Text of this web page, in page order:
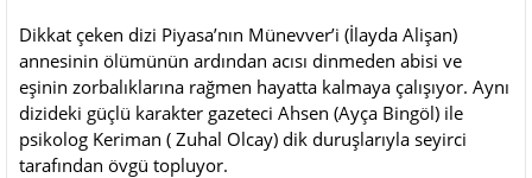
Dikkat çeken dizi Piyasa’nın Münevver’i (İlayda Alişan)
annesinin ölümünün ardından acısı dinmeden abisi ve
eşinin zorbalıklarına rağmen hayatta kalmaya çalışıyor. Aynı
dizideki güçlü karakter gazeteci Ahsen (Ayça Bingöl) ile
psikolog Keriman ( Zuhal Olcay) dik duruşlarıyla seyirci
tarafından övgü topluyor.